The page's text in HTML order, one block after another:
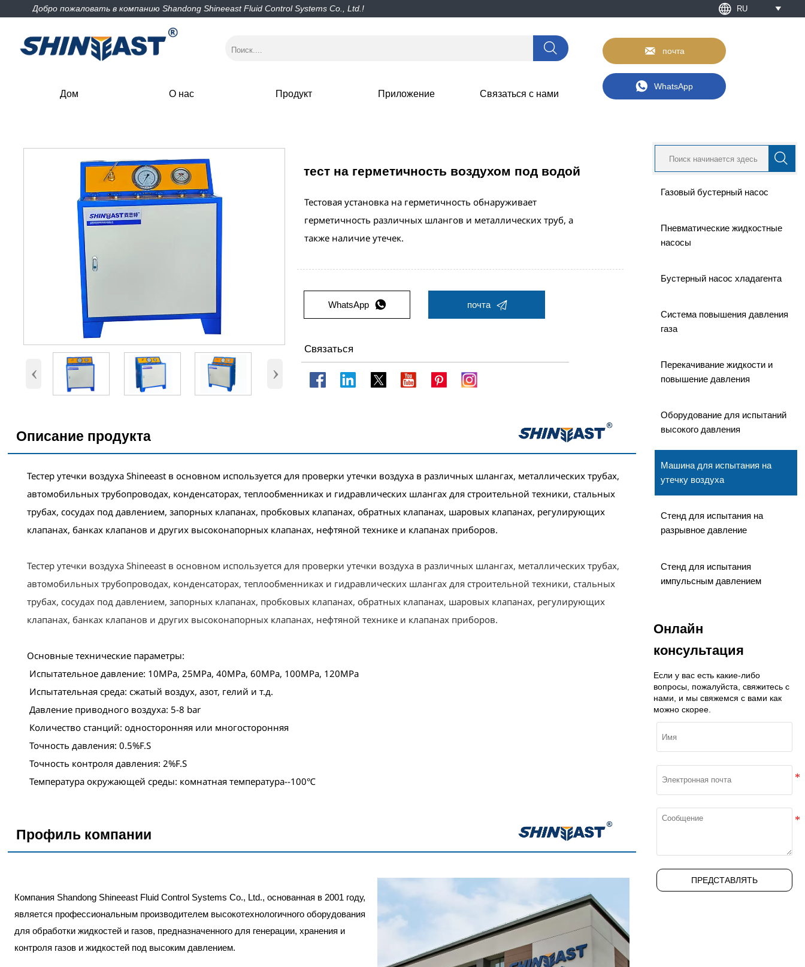
Добро пожаловать в компанию Shandong Shineeast Fluid Control Systems Co., Ltd.!  RU 
  почта
Дом О нас Продукт Приложение Связаться с нами
 WhatsApp
‹ ›
тест на герметичность воздухом под водой
Тестовая установка на герметичность обнаруживает
герметичность различных шлангов и металлических труб, а
также наличие утечек.
WhatsApp  почта 
Связаться
Описание продукта
Тестер утечки воздуха Shineeast в основном используется для проверки утечки воздуха в различных шлангах, металлических трубах,
автомобильных трубопроводах, конденсаторах, теплообменниках и гидравлических шлангах для строительной техники, стальных
трубах, сосудах под давлением, запорных клапанах, пробковых клапанах, обратных клапанах, шаровых клапанах, регулирующих
клапанах, банках клапанов и других высоконапорных клапанах, нефтяной технике и клапанах приборов.
Тестер утечки воздуха Shineeast в основном используется для проверки утечки воздуха в различных шлангах, металлических трубах,
автомобильных трубопроводах, конденсаторах, теплообменниках и гидравлических шлангах для строительной техники, стальных
трубах, сосудах под давлением, запорных клапанах, пробковых клапанах, обратных клапанах, шаровых клапанах, регулирующих
клапанах, банках клапанов и других высоконапорных клапанах, нефтяной технике и клапанах приборов.
Основные технические параметры:
Испытательное давление: 10MPa, 25MPa, 40MPa, 60MPa, 100MPa, 120MPa
Испытательная среда: сжатый воздух, азот, гелий и т.д.
Давление приводного воздуха: 5-8 bar
Количество станций: односторонняя или многосторонняя
Точность давления: 0.5%F.S
Точность контроля давления: 2%F.S
Температура окружающей среды: комнатная температура--100℃
Профиль компании
Компания Shandong Shineeast Fluid Control Systems Co., Ltd., основанная в 2001 году,
является профессиональным производителем высокотехнологичного оборудования
для обработки жидкостей и газов, предназначенного для генерации, хранения и
контроля газов и жидкостей под высоким давлением.

Газовый бустерный насос
Пневматические жидкостные
насосы
Бустерный насос хладагента
Система повышения давления
газа
Перекачивание жидкости и
повышение давления
Оборудование для испытаний
высокого давления
Машина для испытания на
утечку воздуха
Стенд для испытания на
разрывное давление
Стенд для испытания
импульсным давлением
Онлайн
консультация
Если у вас есть какие-либо
вопросы, пожалуйста, свяжитесь с
нами, и мы свяжемся с вами как
можно скорее.
ПРЕДСТАВЛЯТЬ